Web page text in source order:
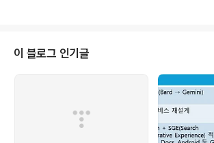
록 더욱 강조하는 측면이고, 너무나 당연한 이야기이다. 하
지만, 뭐든 지나치면 위험한 법이다. 평소에 가장 강조하는
것 중에 하나가 모바일 시장은 'Time to Market'이라는
것이다. 'Time to Market'을 통해서 하고 싶은 이야기는
이 블로그 인기글